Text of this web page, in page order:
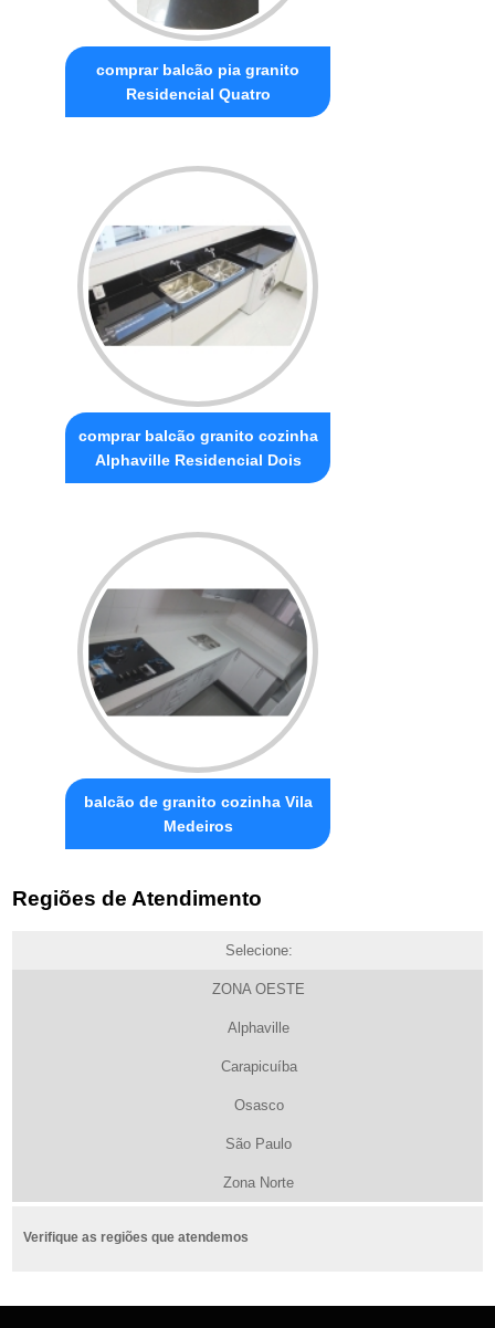
comprar balcão pia granito
Residencial Quatro
comprar balcão granito cozinha
Alphaville Residencial Dois
balcão de granito cozinha Vila
Medeiros
Regiões de Atendimento
Selecione:
ZONA OESTE
Alphaville
Carapicuíba
Osasco
São Paulo
Zona Norte
Verifique as regiões que atendemos